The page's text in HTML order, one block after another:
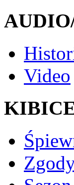
Video